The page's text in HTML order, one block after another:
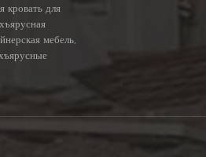
кровать для
мебель,